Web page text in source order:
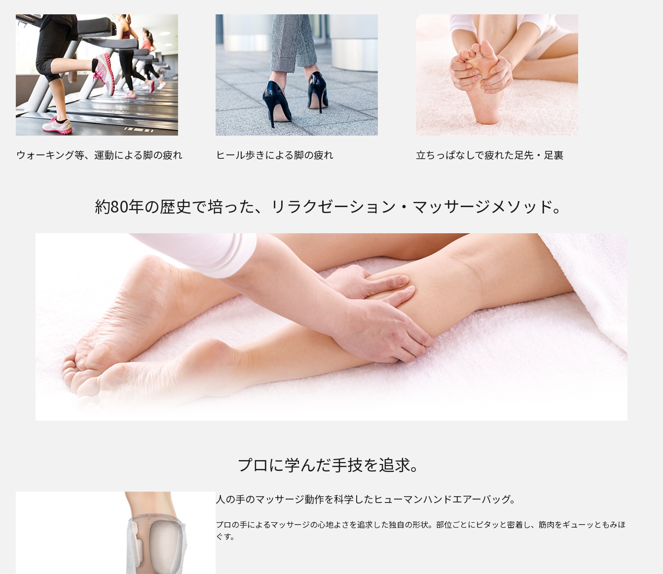
ウォーキング等、運動による脚の疲れ ヒール歩きによる脚の疲れ 立ちっぱなしで疲れた足先・足裏
約80年の歴史で培った、リラクゼーション・マッサージメソッド。
プロに学んだ手技を追求。
人の手のマッサージ動作を科学したヒューマンハンドエアーバッグ。
プロの手によるマッサージの心地よさを追求した独自の形状。部位ごとにピタッと密着し、筋肉をギューッともみほ
ぐす。